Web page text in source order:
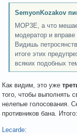
SemyonKozakov
MOP3E, а что
модератор и
Видишь
итоге этих
всяких подобных
Как видим, это уже
того, чтобы выполнять
нелепые голосования.
противников бана.
Lecarde: